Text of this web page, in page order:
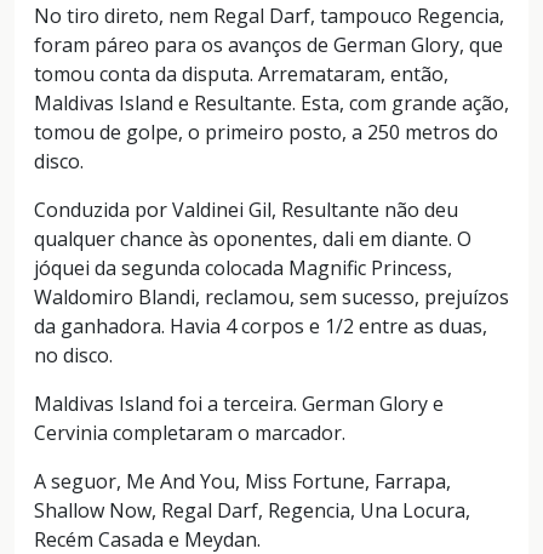
No tiro direto, nem Regal Darf, tampouco Regencia,
foram páreo para os avanços de German Glory, que
tomou conta da disputa. Arremataram, então,
Maldivas Island e Resultante. Esta, com grande ação,
tomou de golpe, o primeiro posto, a 250 metros do
disco.
Conduzida por Valdinei Gil, Resultante não deu
qualquer chance às oponentes, dali em diante. O
jóquei da segunda colocada Magnific Princess,
Waldomiro Blandi, reclamou, sem sucesso, prejuízos
da ganhadora. Havia 4 corpos e 1/2 entre as duas,
no disco.
Maldivas Island foi a terceira. German Glory e
Cervinia completaram o marcador.
A seguor, Me And You, Miss Fortune, Farrapa,
Shallow Now, Regal Darf, Regencia, Una Locura,
Recém Casada e Meydan.